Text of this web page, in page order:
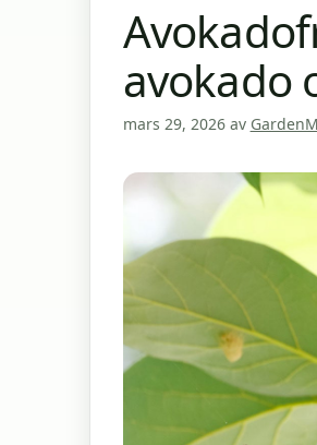
avokado
mars 29, 2026 av